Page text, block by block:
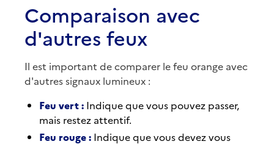
Comparaison avec
d'autres feux
Il est important de comparer le feu orange avec
d'autres signaux lumineux :
Feu vert : Indique que vous pouvez passer,
mais restez attentif.
Feu rouge : Indique que vous devez vous